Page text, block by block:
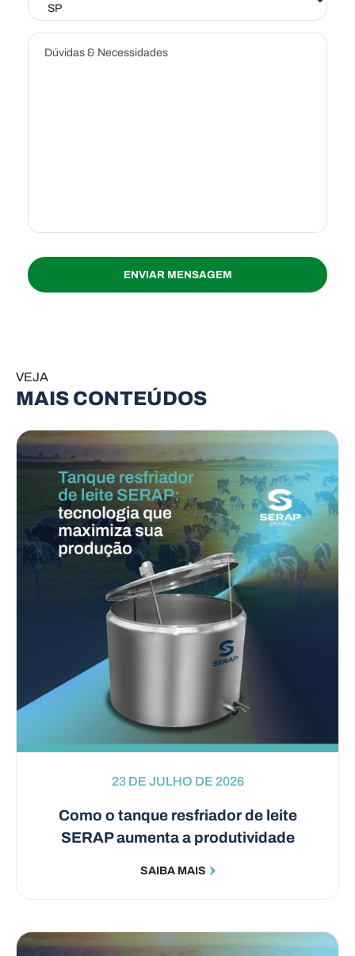
Dúvidas & Necessidades
VEJA
MAIS CONTEÚDOS
23 DE JULHO DE 2026
Como o tanque resfriador de leite
SERAP aumenta a produtividade
SAIBA MAIS